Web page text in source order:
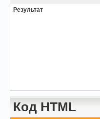
Результат
Код HTML